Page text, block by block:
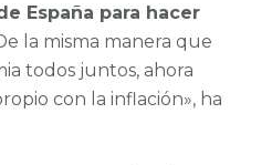
España para hacer
la misma manera que
todos juntos, ahora
con la inflación», ha